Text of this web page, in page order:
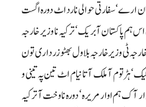
ارے‘ سفارتی حوالی نا رد اٹ دورہ اگست
ہم پاکستان آبریک‘ ترکیہ نا وزیر خارجہ
ٹی وزیر خارجہ بلاول بھٹو زرداری تون
ہڑتوم آ ملک آتا نیام اٹ تین پہ تینی و
آک ہم اوار مریرہ‘ دورہ ناوخت آ ترکیہ